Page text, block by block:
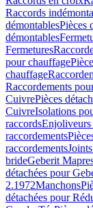
Raccords
démontablesPièces
démontables
Fermetures
pour chauffage
chauffage
Raccordements
CuivrePièces
CuivreIsolations
raccordsEnjoliveurs
raccordements
raccordements
brideGeberit
détachées pour
2.1972Manchons
détachées pour